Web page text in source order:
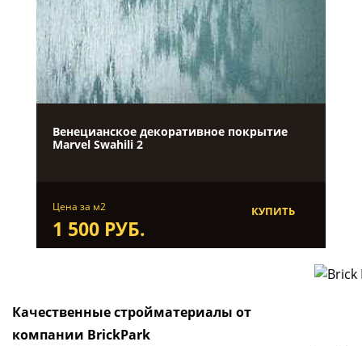
Венецианское декоративное покрытие
Marvel Swahili 2
Цена за м2
1 500 РУБ.
КУПИТЬ
Качественные стройматериалы от
компании BrickPark